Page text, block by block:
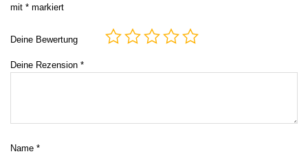
mit * markiert
Deine Bewertung
Deine Rezension *
Name *